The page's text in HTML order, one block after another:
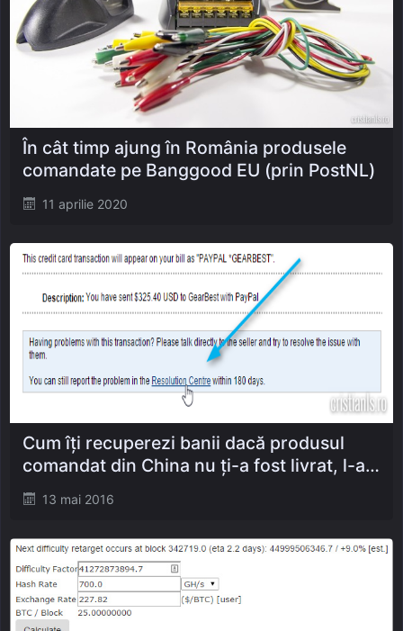
Posted
11 aprilie 2020
În cât timp ajung în România produsele
comandate pe Banggood EU (prin PostNL)
Posted
13 mai 2016
Cum îți recuperezi banii dacă produsul
comandat din China nu ți-a fost livrat, l-ai
primit defect sau ai primit altceva